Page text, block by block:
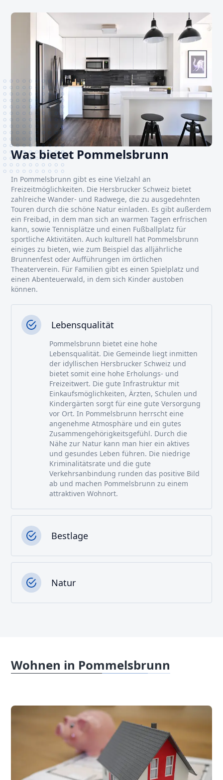
Was bietet Pommelsbrunn
In Pommelsbrunn gibt es eine Vielzahl an
Freizeitmöglichkeiten. Die Hersbrucker Schweiz bietet
zahlreiche Wander- und Radwege, die zu ausgedehnten
Touren durch die schöne Natur einladen. Es gibt außerdem
ein Freibad, in dem man sich an warmen Tagen erfrischen
kann, sowie Tennisplätze und einen Fußballplatz für
sportliche Aktivitäten. Auch kulturell hat Pommelsbrunn
einiges zu bieten, wie zum Beispiel das alljährliche
Brunnenfest oder Aufführungen im örtlichen
Theaterverein. Für Familien gibt es einen Spielplatz und
einen Abenteuerwald, in dem sich Kinder austoben
können.
Lebensqualität
Pommelsbrunn bietet eine hohe
Lebensqualität. Die Gemeinde liegt inmitten
der idyllischen Hersbrucker Schweiz und
bietet somit eine hohe Erholungs- und
Freizeitwert. Die gute Infrastruktur mit
Einkaufsmöglichkeiten, Ärzten, Schulen und
Kindergärten sorgt für eine gute Versorgung
vor Ort. In Pommelsbrunn herrscht eine
angenehme Atmosphäre und ein gutes
Zusammengehörigkeitsgefühl. Durch die
Nähe zur Natur kann man hier ein aktives
und gesundes Leben führen. Die niedrige
Kriminalitätsrate und die gute
Verkehrsanbindung runden das positive Bild
ab und machen Pommelsbrunn zu einem
attraktiven Wohnort.
Bestlage
Natur
Wohnen in Pommelsbrunn